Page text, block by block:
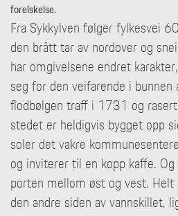
forelskelse.
Fra Sykkylven følger fylkesvei
den brått tar av nordover og
har omgivelsene endret
seg for den veifarende i bunnen
flodbølgen traff i 1731 og
stedet er heldigvis bygget opp
soler det vakre
og inviterer til en kopp kaffe.
porten mellom øst og vest.
den andre siden av vannskillet,